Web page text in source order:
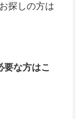
探しの方は
な方はこ